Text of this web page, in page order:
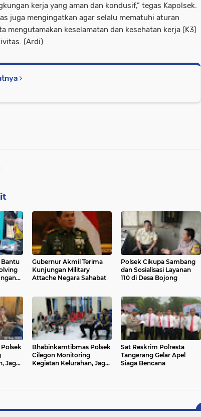
kerja yang aman dan kondusif,” tegas Kapolsek.
juga mengingatkan agar selalu mematuhi aturan
mengutamakan keselamatan dan kesehatan kerja (K3)
(Ardi)
Gubernur Akmil Terima
Kunjungan Military
Attache Negara Sahabat
Polsek Cikupa Sambang
dan Sosialisasi Layanan
110 di Desa Bojong
Jaga
Bhabinkamtibmas Polsek
Cilegon Monitoring
Kegiatan Kelurahan, Jaga
Sat Reskrim Polresta
Tangerang Gelar Apel
Siaga Bencana